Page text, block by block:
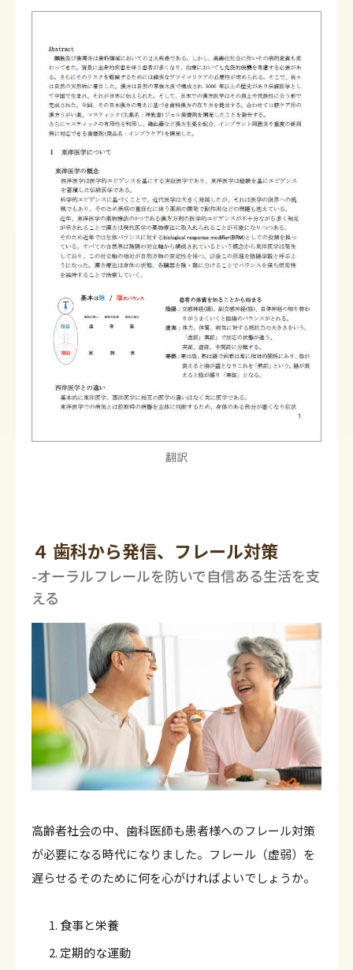
翻訳
４ 歯科から発信、フレール対策
-オーラルフレールを防いで自信ある生活を支
える
高齢者社会の中、歯科医師も患者様へのフレール対策
が必要になる時代になりました。フレール（虚弱）を
遅らせるそのために何を心がければよいでしょうか。
食事と栄養
定期的な運動